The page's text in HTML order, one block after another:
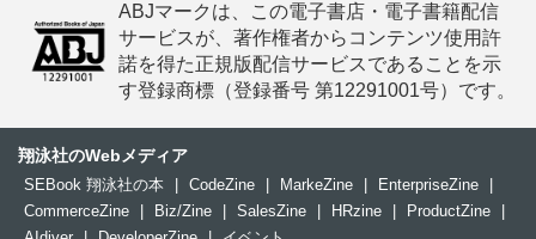
ABJマークは、この電子書店・電子書籍配信
サービスが、著作権者からコンテンツ使用許
諾を得た正規版配信サービスであることを示
す登録商標（登録番号 第12291001号）です。
翔泳社のWebメディア
SEBook 翔泳社の本 CodeZine MarkeZine EnterpriseZine
CommerceZine
Biz/Zine SalesZine HRzine ProductZine